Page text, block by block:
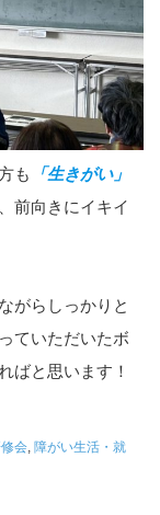
も
「生きがい」
前向きにイキイ
がらしっかりと
ていただいたボ
ばと思います！
会, 障がい生活・就